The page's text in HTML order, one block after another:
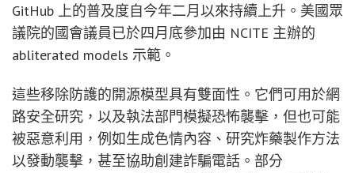
GitHub 上的普及度自今年二月以來持續上升。美國眾
議院的國會議員已於四月底參加由 NCITE 主辦的
abliterated models 示範。
這些移除防護的開源模型具有雙面性。它們可用於網
路安全研究，以及執法部門模擬恐怖襲擊，但也可能
被惡意利用，例如生成色情內容、研究炸藥製作方法
以發動襲擊，甚至協助創建詐騙電話。部分